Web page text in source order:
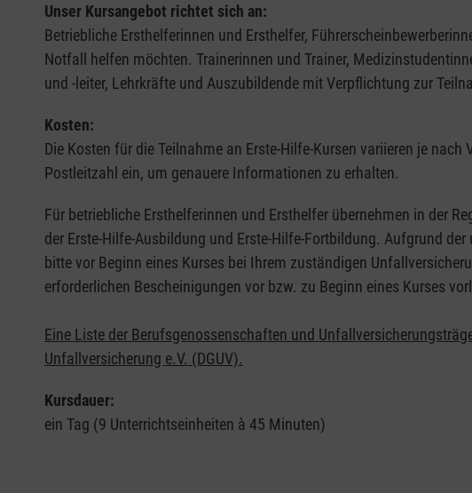
Unser Kursangebot richtet sich an:
Betriebliche Ersthelferinnen und Ersthelfer,
Notfall helfen möchten. Trainerinnen und Trainer,
und -leiter, Lehrkräfte und Auszubildende mit Verpflichtung zur
Kosten:
Die Kosten für die Teilnahme an Erste-Hilfe-Kursen variieren je nach
Postleitzahl ein, um genauere Informationen zu erhalten.
Für betriebliche Ersthelferinnen und Ersthelfer übernehmen in der
der Erste-Hilfe-Ausbildung und Erste-Hilfe-Fortbildung. Aufgrund
bitte vor Beginn eines Kurses bei Ihrem zuständigen
erforderlichen Bescheinigungen vor bzw. zu Beginn eines Kurses
Eine Liste der Berufsgenossenschaften und
Unfallversicherung e.V. (DGUV).
Kursdauer:
ein Tag (9 Unterrichtseinheiten à 45 Minuten)